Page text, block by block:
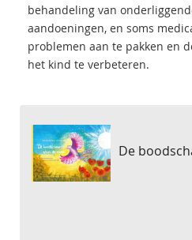
behandeling van
aandoeningen, en soms
problemen aan te pakken en
het kind te verbeteren.
De